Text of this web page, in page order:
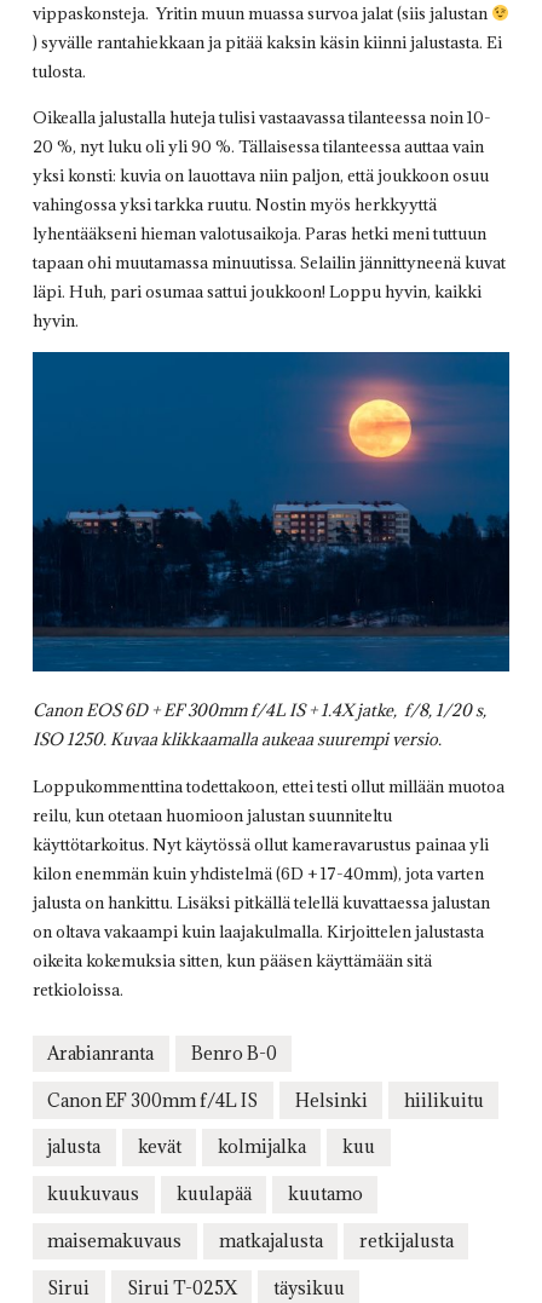
vippaskonsteja. Yritin muun muassa survoa jalat (siis jalustan
) syvälle rantahiekkaan ja pitää kaksin käsin kiinni jalustasta. Ei
tulosta.
Oikealla jalustalla huteja tulisi vastaavassa tilanteessa noin 10-
20 %, nyt luku oli yli 90 %. Tällaisessa tilanteessa auttaa vain
yksi konsti: kuvia on lauottava niin paljon, että joukkoon osuu
vahingossa yksi tarkka ruutu. Nostin myös herkkyyttä
lyhentääkseni hieman valotusaikoja. Paras hetki meni tuttuun
tapaan ohi muutamassa minuutissa. Selailin jännittyneenä kuvat
läpi. Huh, pari osumaa sattui joukkoon! Loppu hyvin, kaikki
hyvin.
Canon EOS 6D + EF 300mm f/4L IS + 1.4X jatke, f/8, 1/20 s,
ISO 1250. Kuvaa klikkaamalla aukeaa suurempi versio.
Loppukommenttina todettakoon, ettei testi ollut millään muotoa
reilu, kun otetaan huomioon jalustan suunniteltu
käyttötarkoitus. Nyt käytössä ollut kameravarustus painaa yli
kilon enemmän kuin yhdistelmä (6D + 17-40mm), jota varten
jalusta on hankittu. Lisäksi pitkällä telellä kuvattaessa jalustan
on oltava vakaampi kuin laajakulmalla. Kirjoittelen jalustasta
oikeita kokemuksia sitten, kun pääsen käyttämään sitä
retkioloissa.
Arabianranta Benro B-0
Canon EF 300mm f/4L IS Helsinki hiilikuitu
jalusta kevät kolmijalka kuu
kuukuvaus kuulapää kuutamo
maisemakuvaus matkajalusta retkijalusta
Sirui Sirui T-025X täysikuu